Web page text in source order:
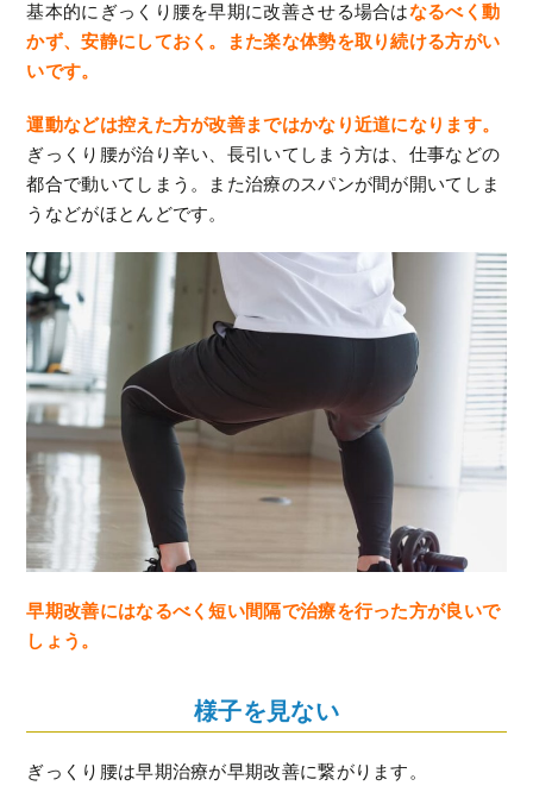
基本的にぎっくり腰を早期に改善させる場合はなるべく動
かず、安静にしておく。また楽な体勢を取り続ける方がい
いです。
運動などは控えた方が改善まではかなり近道になります。
ぎっくり腰が治り辛い、長引いてしまう方は、仕事などの
都合で動いてしまう。また治療のスパンが間が開いてしま
うなどがほとんどです。
早期改善にはなるべく短い間隔で治療を行った方が良いで
しょう。
様子を見ない
ぎっくり腰は早期治療が早期改善に繋がります。